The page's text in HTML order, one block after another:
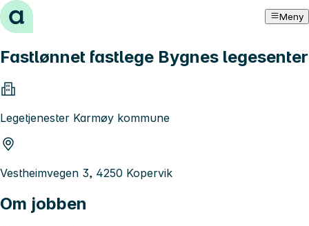
Hopp til innhold Meny
Fastlønnet fastlege Bygnes legesenter
Legetjenester Karmøy kommune
Vestheimvegen 3, 4250 Kopervik
Om jobben